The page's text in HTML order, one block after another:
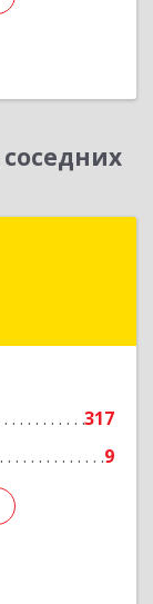
317
9
г,